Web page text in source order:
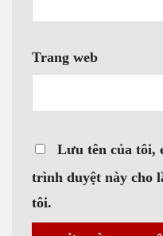
Trang web
Lưu tên của tôi,
trình duyệt này cho
tôi.